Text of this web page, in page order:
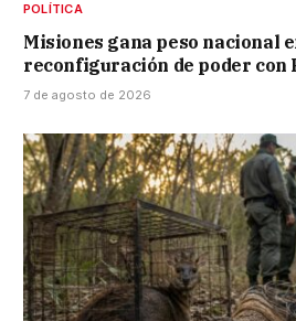
POLÍTICA
Misiones gana peso nacional
reconfiguración de poder con
7 de agosto de 2026